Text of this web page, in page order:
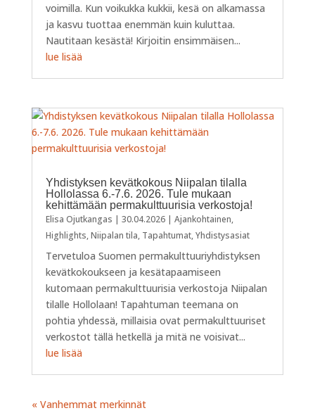
voimilla. Kun voikukka kukkii, kesä on alkamassa
ja kasvu tuottaa enemmän kuin kuluttaa.
Nautitaan kesästä! Kirjoitin ensimmäisen...
lue lisää
Yhdistyksen kevätkokous Niipalan tilalla
Hollolassa 6.-7.6. 2026. Tule mukaan
kehittämään permakulttuurisia verkostoja!
Elisa Ojutkangas | 30.04.2026| Ajankohtainen,
Highlights,Niipalan tila, Tapahtumat,Yhdistysasiat
Tervetuloa Suomen permakulttuuriyhdistyksen
kevätkokoukseen ja kesätapaamiseen
kutomaan permakulttuurisia verkostoja Niipalan
tilalle Hollolaan! Tapahtuman teemana on
pohtia yhdessä, millaisia ovat permakulttuuriset
verkostot tällä hetkellä ja mitä ne voisivat...
lue lisää
« Vanhemmat merkinnät